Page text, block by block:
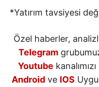
*Yatırım tavsiyesi
Özel haberler,
Telegram
Youtube
Androidve IOS